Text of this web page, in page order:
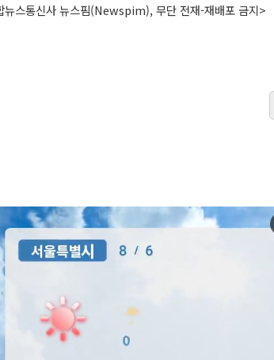
뉴스통신사 뉴스핌(Newspim), 무단 전재-재배포 금지>